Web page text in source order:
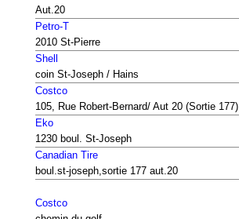
Aut.20
Petro-T
2010 St-Pierre
Shell
coin St-Joseph / Hains
Costco
105, Rue Robert-Bernard/ Aut 20 (Sortie 177)
Eko
1230 boul. St-Joseph
Canadian Tire
boul.st-joseph,sortie 177 aut.20
Costco